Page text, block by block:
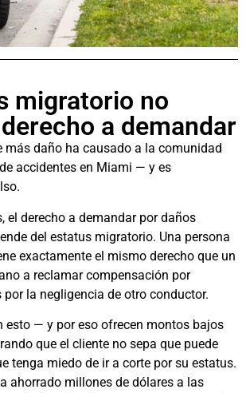
migratorio no
a demandar
más daño ha causado a la comunidad
accidentes en Miami — y es
el derecho a demandar por daños
del estatus migratorio. Una persona
exactamente el mismo derecho que un
a reclamar compensación por
la negligencia de otro conductor.
esto — y por eso ofrecen montos bajos
que el cliente no sepa que puede
tenga miedo de ir a corte por su estatus.
ahorrado millones de dólares a las